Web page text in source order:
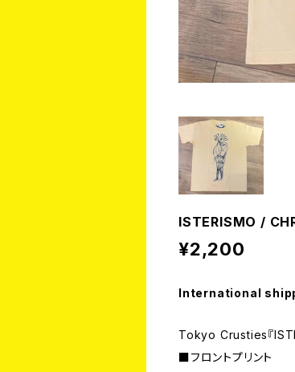
ISTERISMO /
¥2,200
International
Tokyo Crusties『
■フロントプリント